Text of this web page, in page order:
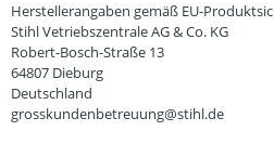
Herstellerangaben gemäß EU-
Stihl Vetriebszentrale AG & Co. KG
Robert-Bosch-Straße 13
64807 Dieburg
Deutschland
grosskundenbetreuung@stihl.de